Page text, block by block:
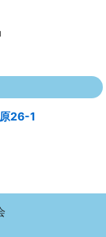
26-1